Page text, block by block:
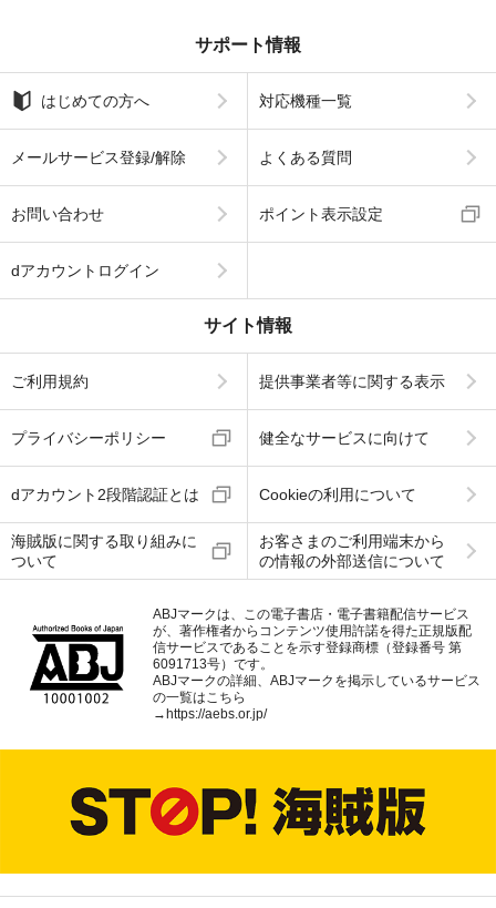
サポート情報
はじめての方へ 対応機種一覧
メールサービス登録/解除 よくある質問
お問い合わせ ポイント表示設定
dアカウントログイン
サイト情報
ご利用規約 提供事業者等に関する表示
プライバシーポリシー 健全なサービスに向けて
dアカウント2段階認証とは Cookieの利用について
海賊版に関する取り組みに
ついて
お客さまのご利用端末から
の情報の外部送信について
ABJマークは、この電子書店・電子書籍配信サービス
が、著作権者からコンテンツ使用許諾を得た正規版配
信サービスであることを示す登録商標（登録番号 第
6091713号）です。
ABJマークの詳細、ABJマークを掲示しているサービス
の一覧はこちら
→https://aebs.or.jp/